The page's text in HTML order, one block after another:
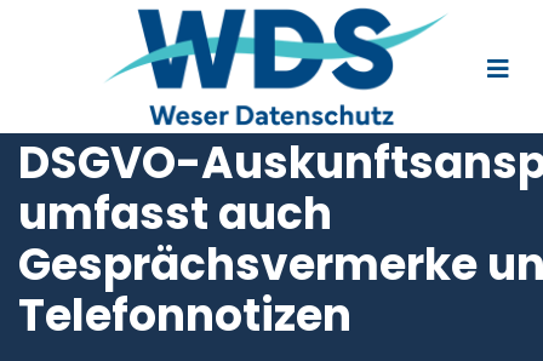
DSGVO-
umfasst auch
Gesprächsvermerke
Telefonnotizen